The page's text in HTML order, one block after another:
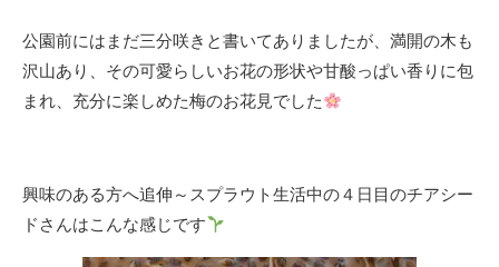
公園前にはまだ三分咲きと書いてありましたが、満開の木も
沢山あり、その可愛らしいお花の形状や甘酸っぱい香りに包
まれ、充分に楽しめた梅のお花見でした
興味のある方へ追伸～スプラウト生活中の４日目のチアシー
ドさんはこんな感じです